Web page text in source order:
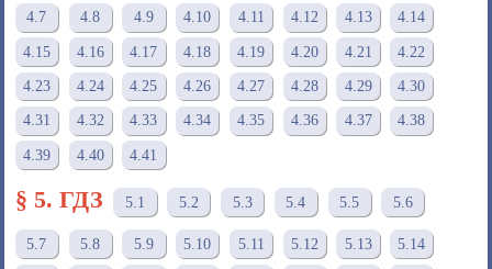
4.7 4.8 4.9 4.10 4.11 4.12 4.13 4.14
4.15 4.16 4.17 4.18 4.19 4.20 4.21 4.22
4.23 4.24 4.25 4.26 4.27 4.28 4.29 4.30
4.31 4.32 4.33 4.34 4.35 4.36 4.37 4.38
4.39 4.40 4.41
§ 5. ГДЗ 5.1 5.2 5.3 5.4 5.5 5.6
5.7 5.8 5.9 5.10 5.11 5.12 5.13 5.14